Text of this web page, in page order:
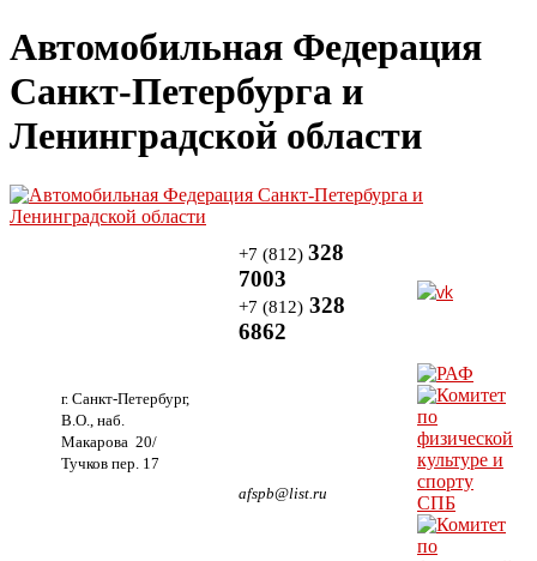
Автомобильная Федерация
Санкт-Петербурга и
Ленинградской области
г. Санкт-Петербург,
В.О., наб.
Макарова 20/
Тучков пер. 17
+7 (812) 328
7003
+7 (812) 328
6862
afspb@list.ru